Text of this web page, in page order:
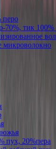
перо
70%, тик
микроволокно
пух, 20%пера